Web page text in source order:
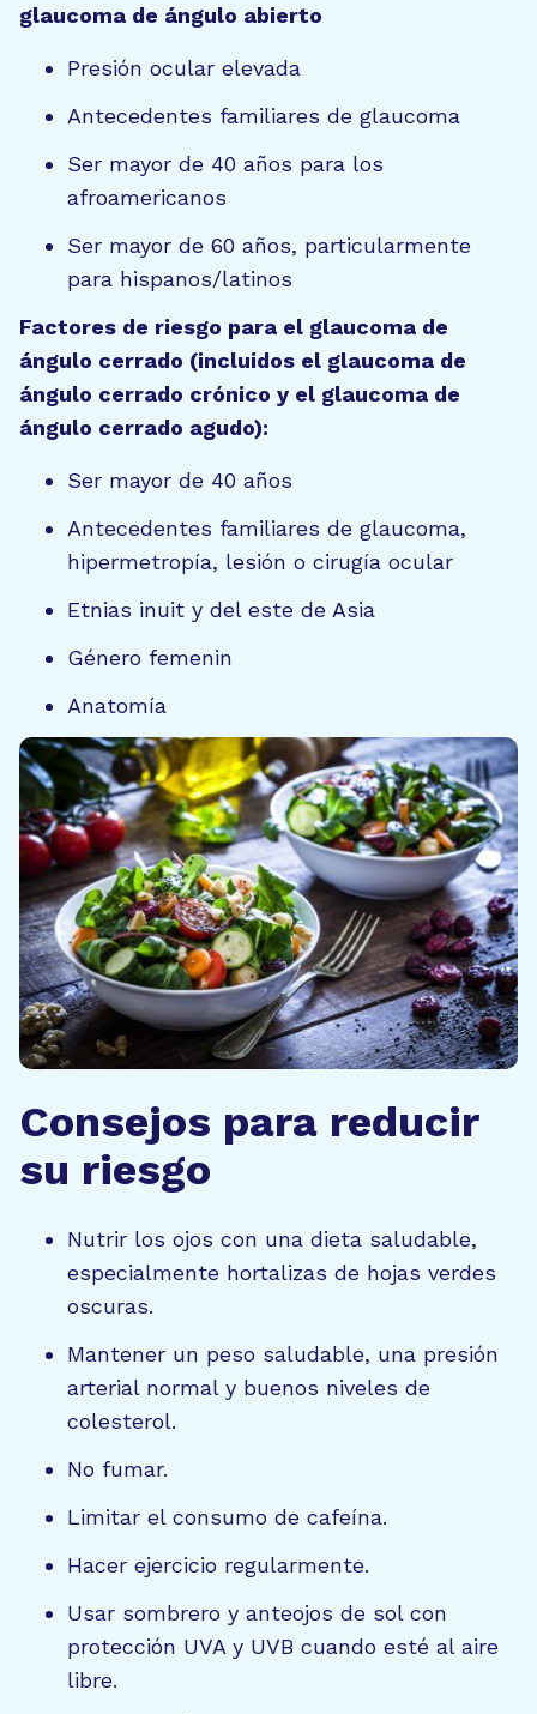
glaucoma de ángulo abierto
Presión ocular elevada
Antecedentes familiares de glaucoma
Ser mayor de 40 años para los
afroamericanos
Ser mayor de 60 años, particularmente
para hispanos/latinos
Factores de riesgo para el glaucoma de
ángulo cerrado (incluidos el glaucoma de
ángulo cerrado crónico y el glaucoma de
ángulo cerrado agudo):
Ser mayor de 40 años
Antecedentes familiares de glaucoma,
hipermetropía, lesión o cirugía ocular
Etnias inuit y del este de Asia
Género femenin
Anatomía
Consejos para reducir
su riesgo
Nutrir los ojos con una dieta saludable,
especialmente hortalizas de hojas verdes
oscuras.
Mantener un peso saludable, una presión
arterial normal y buenos niveles de
colesterol.
No fumar.
Limitar el consumo de cafeína.
Hacer ejercicio regularmente.
Usar sombrero y anteojos de sol con
protección UVA y UVB cuando esté al aire
libre.